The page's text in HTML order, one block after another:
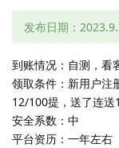
发布日期：
到账情况：自测，看
领取条件：新用户注
12/100提，送了连送
安全系数：中
平台资历：一年左右